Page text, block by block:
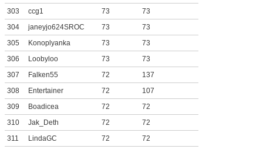
303
ccg1 73
73
304
janeyjo624SROC 73
73
305
Konoplyanka 73
73
306
Loobyloo 73
73
307
Falken55 72
137
308
Entertainer 72
107
309
Boadicea 72
72
310
Jak_Deth 72
72
311
LindaGC 72 72